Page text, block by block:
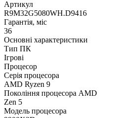
Артикул
R9M32G5080WH.D9416
Гарантія, міс
36
Основні характеристики
Тип ПК
Ігрові
Процесор
Серія процесора
AMD Ryzen 9
Покоління процесора AMD
Zen 5
Модель процесора